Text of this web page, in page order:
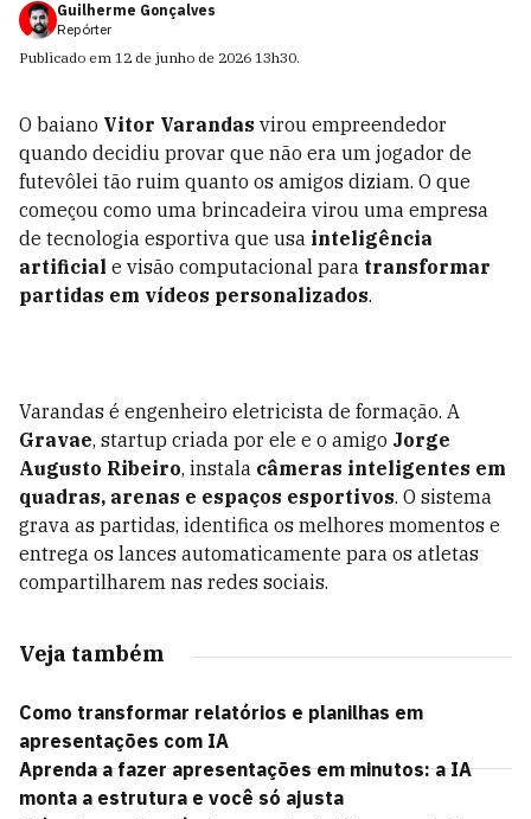
Guilherme Gonçalves
Repórter
Publicado em 12 de junho de 2026 13h30.
O baiano Vitor Varandas virou empreendedor
quando decidiu provar que não era um jogador de
futevôlei tão ruim quanto os amigos diziam. O que
começou como uma brincadeira virou uma empresa
de tecnologia esportiva que usa inteligência
artificial e visão computacional para transformar
partidas em vídeos personalizados.
Varandas é engenheiro eletricista de formação. A
Gravae, startup criada por ele e o amigo Jorge
Augusto Ribeiro, instala câmeras inteligentes em
quadras, arenas e espaços esportivos. O sistema
grava as partidas, identifica os melhores momentos e
entrega os lances automaticamente para os atletas
compartilharem nas redes sociais.
Veja também
Como transformar relatórios e planilhas em
apresentações com IA
Aprenda a fazer apresentações em minutos: a IA
monta a estrutura e você só ajusta